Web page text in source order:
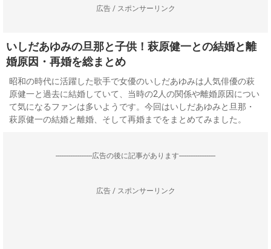
広告 / スポンサーリンク
いしだあゆみの旦那と子供！萩原健一との結婚と離
婚原因・再婚を総まとめ
昭和の時代に活躍した歌手で女優のいしだあゆみは人気俳優の萩
原健一と過去に結婚していて、当時の2人の関係や離婚原因につい
て気になるファンは多いようです。今回はいしだあゆみと旦那・
萩原健一の結婚と離婚、そして再婚までをまとめてみました。
--------------------広告の後に記事があります--------------------
広告 / スポンサーリンク